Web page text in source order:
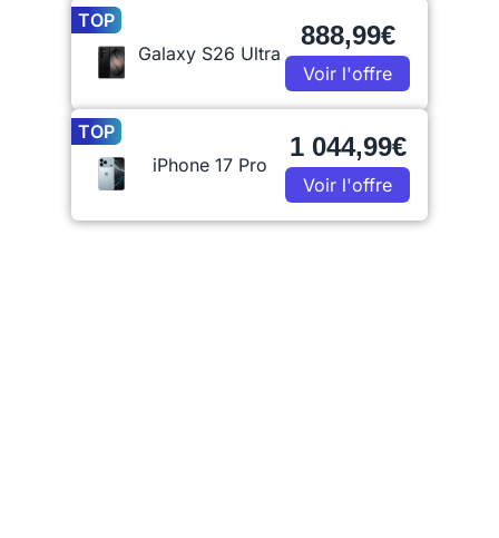
TOP
Galaxy S26 Ultra
888,99€
Voir l'offre
TOP
iPhone 17 Pro
1 044,99€
Voir l'offre